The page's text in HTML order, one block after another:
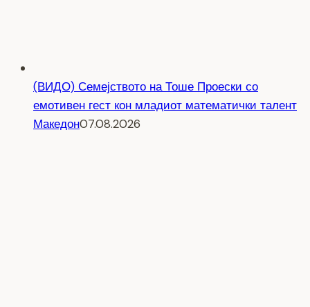
(ВИДО) Семејството на Тоше Проески со
емотивен гест кон младиот математички талент
Македон07.08.2026